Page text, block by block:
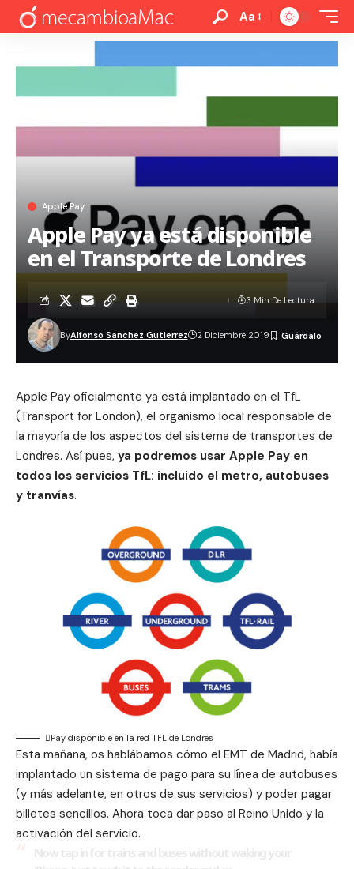
Aa
Apple Pay
Apple Pay ya está disponible
en el Transporte de Londres
ByAlfonso Sanchez Gutierrez 2 Diciembre 2019
3 Min De Lectura
Apple Pay oficialmente ya está implantado en el TfL
(Transport for London), el organismo local responsable de
la mayoría de los aspectos del sistema de transportes de
Londres. Así pues, ya podremos usar Apple Pay en
todos los servicios TfL: incluido el metro, autobuses
y tranvías.
Pay disponible en la red TFL de Londres
Esta mañana, os hablábamos cómo el EMT de Madrid, había
implantado un sistema de pago para su línea de autobuses
(y más adelante, en otros de sus servicios) y poder pagar
billetes sencillos. Ahora toca dar paso al Reino Unido y la
activación del servicio.